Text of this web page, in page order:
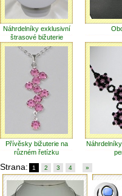
Náhrdelníky exklusivní
štrasové bižuterie
Přívěsky bižuterie na
různém řetízku
Strana: 1 2 3 4 »